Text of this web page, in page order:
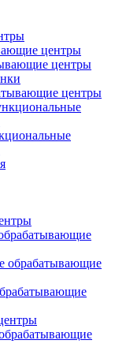
центры
центры
центры
обрабатывающие